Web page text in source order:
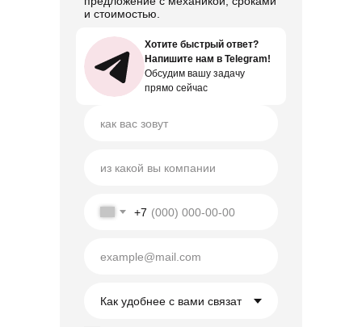
и стоимостью.
Хотите быстрый ответ?
Напишите нам в Telegram!
Обсудим вашу задачу
прямо сейчас
Хотите быстрый ответ?
Напишите нам в Telegram!
Обсудим вашу задачу
прямо сейчас
+7